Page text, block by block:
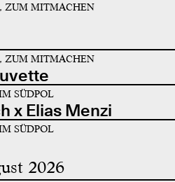
ZUM MITMACHEN
ZUM MITMACHEN
SÜDPOL
x Elias Menzi
SÜDPOL
2026